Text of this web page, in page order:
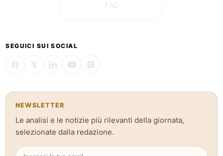
FAQ
SEGUICI SUI SOCIAL
NEWSLETTER
Le analisi e le notizie più rilevanti della giornata,
selezionate dalla redazione.